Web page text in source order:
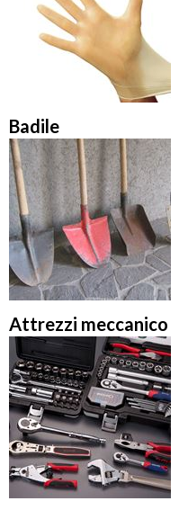
Badile
Attrezzi meccanico